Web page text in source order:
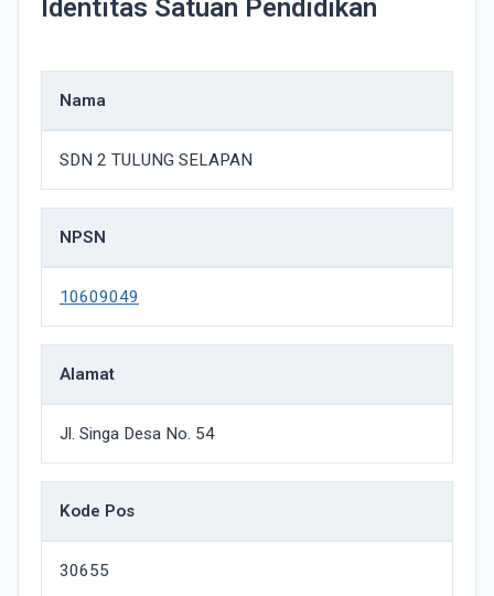
Identitas Satuan Pendidikan
Nama
SDN 2 TULUNG SELAPAN
NPSN
10609049
Alamat
Jl. Singa Desa No. 54
Kode Pos
30655